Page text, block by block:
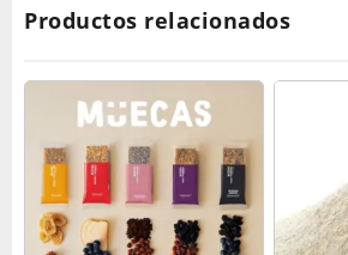
Productos relacionados